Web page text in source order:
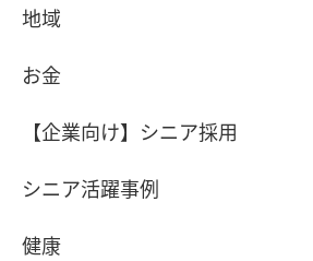
地域
お金
【企業向け】シニア採用
シニア活躍事例
健康